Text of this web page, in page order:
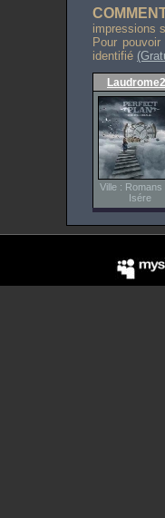
impressions
Pour
identifié
Ville : Romans
Isére